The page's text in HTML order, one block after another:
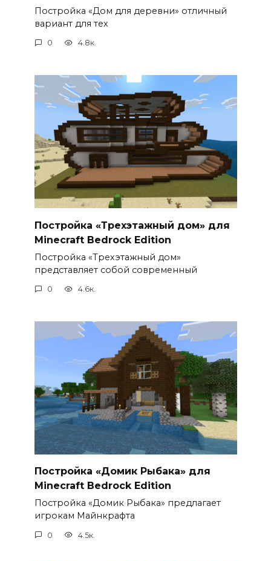
Постройка «Дом для деревни» отличный
вариант для тех
0 4.8к.
Постройка «Трехэтажный дом» для
Minecraft Bedrock Edition
Постройка «Трехэтажный дом»
представляет собой современный
0 4.6к.
Постройка «Домик Рыбака» для
Minecraft Bedrock Edition
Постройка «Домик Рыбака» предлагает
игрокам Майнкрафта
0 4.5к.